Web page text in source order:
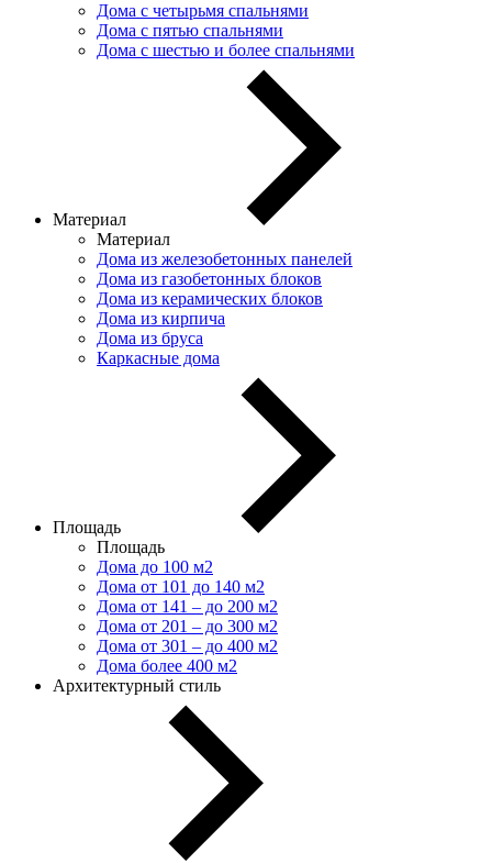
Дома с четырьмя спальнями
Дома с пятью спальнями
Дома с шестью и более спальнями
Материал
Материал
Дома из железобетонных панелей
Дома из газобетонных блоков
Дома из керамических блоков
Дома из кирпича
Дома из бруса
Каркасные дома
Площадь
Площадь
Дома до 100 м2
Дома от 101 до 140 м2
Дома от 141 – до 200 м2
Дома от 201 – до 300 м2
Дома от 301 – до 400 м2
Дома более 400 м2
Архитектурный стиль